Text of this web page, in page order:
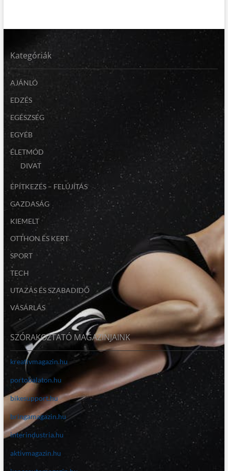
Kategóriák
AJÁNLÓ
EDZÉS
EGÉSZSÉG
EGYÉB
ÉLETMÓD
DIVAT
ÉPÍTKEZÉS – FELÚJÍTÁS
GAZDASÁG
KIEMELT
OTTHON ÉS KERT
SPORT
TECH
UTAZÁS ÉS SZABADIDŐ
VÁSÁRLÁS
SZÓRAKOZTATÓ MAGAZINJAINK
kreativmagazin.hu
portobalaton.hu
bikesupport.hu
bringamagazin.hu
interindustria.hu
aktivmagazin.hu